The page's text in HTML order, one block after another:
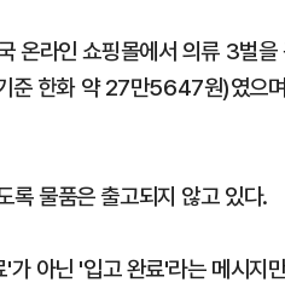
온라인 쇼핑몰에서 의류 3벌
준 한화 약 27만5647원)였으
록 물품은 출고되지 않고 있다.
아닌 '입고 완료'라는 메시지